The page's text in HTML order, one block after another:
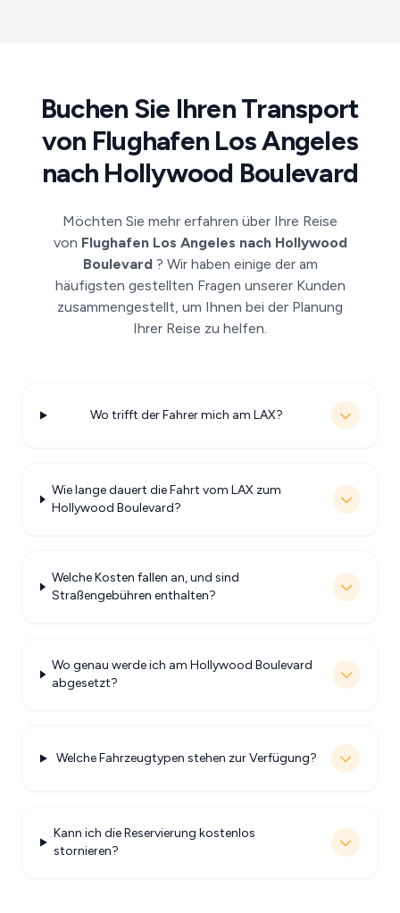
Buchen Sie Ihren Transport
von Flughafen Los Angeles
nach Hollywood Boulevard
Möchten Sie mehr erfahren über Ihre Reise
von Flughafen Los Angeles nach Hollywood
Boulevard ? Wir haben einige der am
häufigsten gestellten Fragen unserer Kunden
zusammengestellt, um Ihnen bei der Planung
Ihrer Reise zu helfen.
Wo trifft der Fahrer mich am LAX?
Wie lange dauert die Fahrt vom LAX zum
Hollywood Boulevard?
Welche Kosten fallen an, und sind
Straßengebühren enthalten?
Wo genau werde ich am Hollywood Boulevard
abgesetzt?
Welche Fahrzeugtypen stehen zur Verfügung?
Kann ich die Reservierung kostenlos
stornieren?